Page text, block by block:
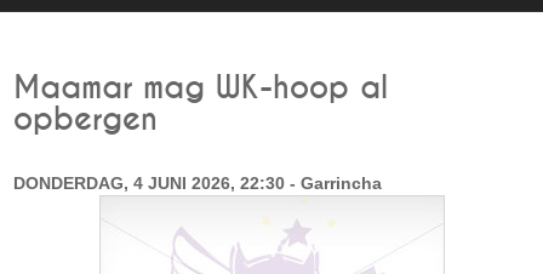
Maamar mag WK-hoop al
opbergen
DONDERDAG, 4 JUNI 2026, 22:30 - Garrincha